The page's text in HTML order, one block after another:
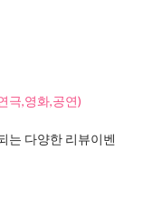
극,영화,공연)
는 다양한 리뷰이벤